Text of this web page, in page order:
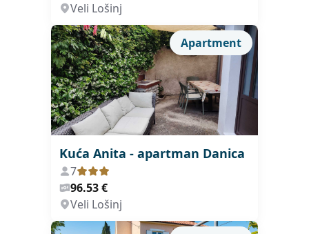
Veli Lošinj
Apartment
Kuća Anita - apartman Danica
7
96.53 €
Veli Lošinj